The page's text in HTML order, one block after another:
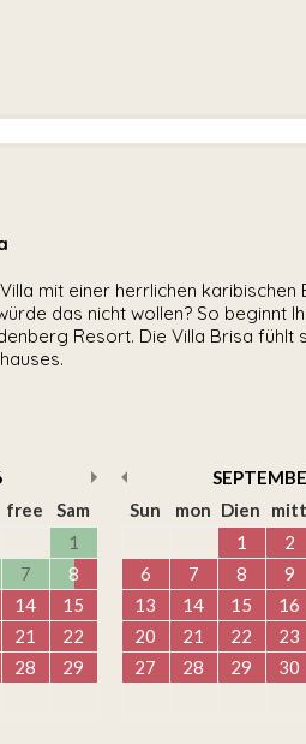
mit einer herrlichen
das nicht wollen? So beginnt
Resort. Die Villa Brisa fühlt
free
Sam
1
7
8
14
15
21
22
28
29
Sun
mon Dien mitt
1
2
6
7 8 9
13
14 15 16
20
21 22 23
27
28 29 30